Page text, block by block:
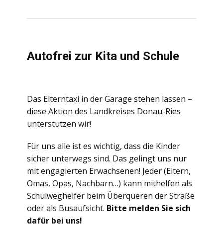
Autofrei zur Kita und Schule
Das Elterntaxi in der Garage stehen lassen –
diese Aktion des Landkreises Donau-Ries
unterstützen wir!
Für uns alle ist es wichtig, dass die Kinder
sicher unterwegs sind. Das gelingt uns nur
mit engagierten Erwachsenen! Jeder (Eltern,
Omas, Opas, Nachbarn…) kann mithelfen als
Schulweghelfer beim Überqueren der Straße
oder als Busaufsicht. Bitte melden Sie sich
dafür bei uns!